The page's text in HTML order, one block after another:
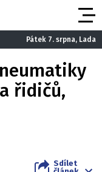
Pátek 7. srpna, Lada
řidičů,
Sdílet